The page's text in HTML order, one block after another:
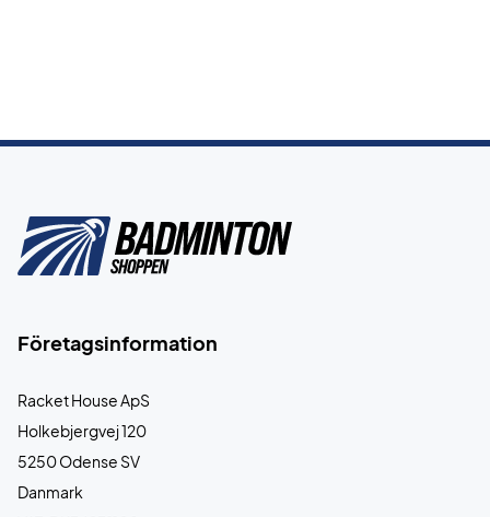
Företagsinformation
Racket House ApS
Holkebjergvej 120
5250 Odense SV
Danmark